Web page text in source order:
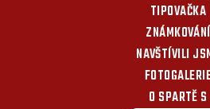
TIPOVAČKA
ZNÁMKOVÁNÍ
NAVŠTÍVILI
O SPARTĚ S